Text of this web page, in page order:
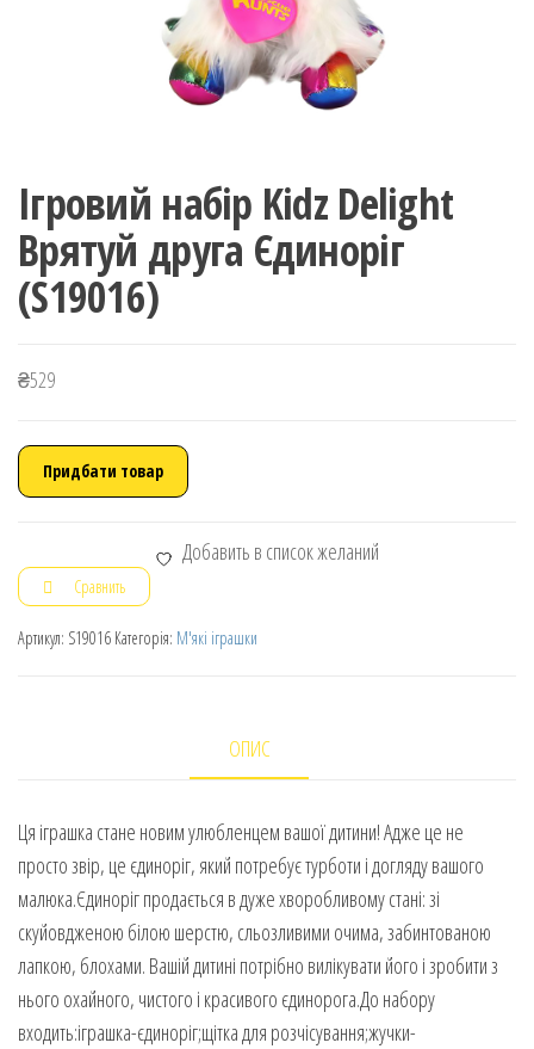
Ігровий набір Kidz Delight
Врятуй друга Єдиноріг
(S19016)
₴529
Придбати товар
Добавить в список желаний
Сравнить
Артикул: S19016 Категорія: М'які іграшки
ОПИС
Ця іграшка стане новим улюбленцем вашої дитини! Адже це не
просто звір, це єдиноріг, який потребує турботи і догляду вашого
малюка.Єдиноріг продається в дуже хворобливому стані: зі
скуйовдженою білою шерстю, сльозливими очима, забинтованою
лапкою, блохами. Вашій дитині потрібно вилікувати його і зробити з
нього охайного, чистого і красивого єдинорога.До набору
входить:іграшка-єдиноріг;щітка для розчісування;жучки-